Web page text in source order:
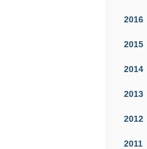
2016
2015
2014
2013
2012
2011